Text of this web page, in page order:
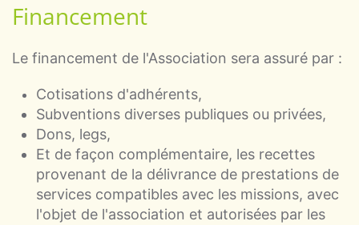
Financement
Le financement de l'Association sera assuré par :
Cotisations d'adhérents,
Subventions diverses publiques ou privées,
Dons, legs,
Et de façon complémentaire, les recettes
provenant de la délivrance de prestations de
services compatibles avec les missions, avec
l'objet de l'association et autorisées par les